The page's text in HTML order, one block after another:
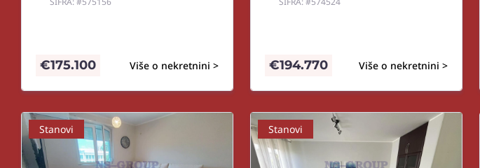
Više o nekretnini >
€175.100 Više o nekretnini >
€194.770
Stanovi Stanovi